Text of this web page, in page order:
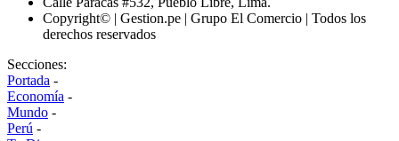
Copyright© | Gestion.pe | Grupo El Comercio | Todos los
derechos reservados
Secciones:
Portada -
Economía -
Mundo -
Perú -